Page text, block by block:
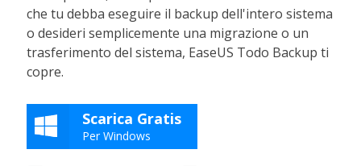
che tu debba eseguire il backup dell'intero sistema
o desideri semplicemente una migrazione o un
trasferimento del sistema, EaseUS Todo Backup ti
copre.
Scarica Gratis
Per Windows